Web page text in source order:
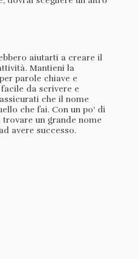
aiutarti a creare il
Mantieni la
parole chiave e
da scrivere e
che il nome
che fai. Con un po' di
un grande nome
avere successo.